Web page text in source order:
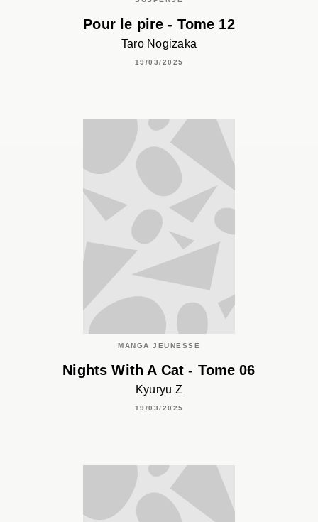
Pour le pire - Tome 12
Taro Nogizaka
19/03/2025
MANGA JEUNESSE
Nights With A Cat - Tome 06
Kyuryu Z
19/03/2025